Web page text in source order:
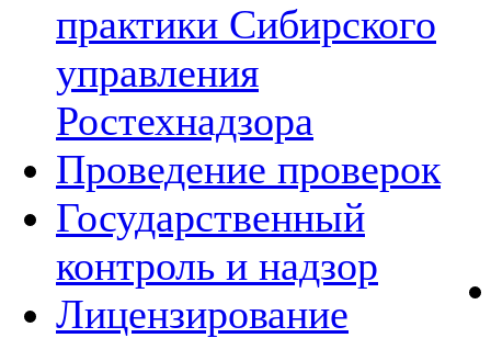
практики Сибирского
управления
Ростехнадзора
Проведение проверок
Государственный
контроль и надзор
Лицензирование